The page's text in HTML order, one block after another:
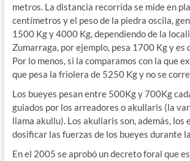
metros. La distancia recorrida se mide en
centímetros y el peso de la piedra oscila,
1500 Kg y 4000 Kg, dependiendo de la
Zumarraga, por ejemplo, pesa 1700 Kg y es
Por lo menos, si la comparamos con la que
que pesa la friolera de 5250 Kg y no se
Los bueyes pesan entre 500Kg y 700Kg
guiados por los arreadores o akullaris (la
llama akullu). Los akullaris son, además, los
dosificar las fuerzas de los bueyes durante
En el 2005 se aprobó un decreto foral que